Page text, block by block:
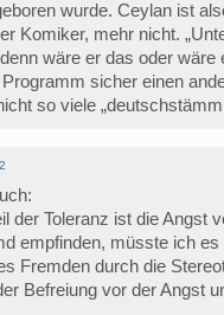
wurde. Ceylan ist
Komiker, mehr nicht.
wäre er das oder wäre
sicher einen
so viele
der Toleranz ist die Angst
empfinden, müsste ich es
Fremden durch die
Befreiung vor der Angst